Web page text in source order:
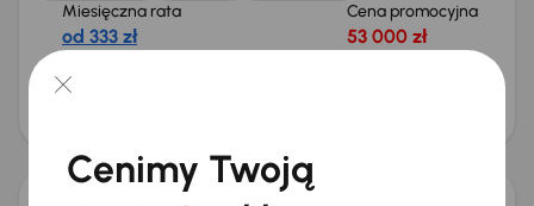
Miesięczna rata
od 333 zł
Cena promocyjna
53 000 zł
Najniższa cena z 30 dni przed
obniżką
Cenimy Twoją